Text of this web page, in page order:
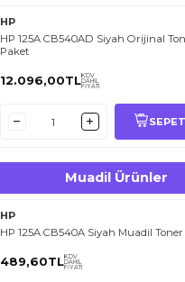
HP
HP 125A CB540AD Siyah Orijinal
Paket
12.096,00TLKDV
DAHİL
FİYATI
Muadil Ürünler
HP
HP 125A CB540A Siyah Muadil Toner
489,60TLKDV
DAHİL
FİYATI